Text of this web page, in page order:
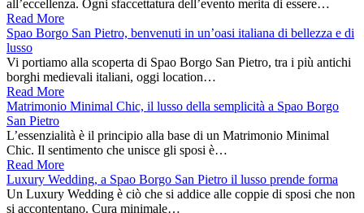
all’eccellenza. Ogni sfaccettatura dell’evento merita di essere…
Read More
Spao Borgo San Pietro, benvenuti in un’oasi italiana di bellezza e di
lusso
Vi portiamo alla scoperta di Spao Borgo San Pietro, tra i più antichi
borghi medievali italiani, oggi location…
Read More
Matrimonio Minimal Chic, il lusso della semplicità a Spao Borgo
San Pietro
L’essenzialità è il principio alla base di un Matrimonio Minimal
Chic. Il sentimento che unisce gli sposi è…
Read More
Luxury Wedding, a Spao Borgo San Pietro il lusso prende forma
Un Luxury Wedding è ciò che si addice alle coppie di sposi che non
si accontentano. Cura minimale…